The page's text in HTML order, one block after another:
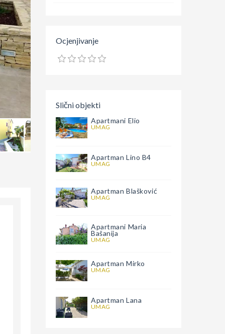
Ocjenjivanje
Slični objekti
Apartmani Elio
UMAG
Apartman Lino B4
UMAG
Apartman Blašković
UMAG
Apartmani Maria
Bašanija
UMAG
Apartman Mirko
UMAG
Apartman Lana
UMAG